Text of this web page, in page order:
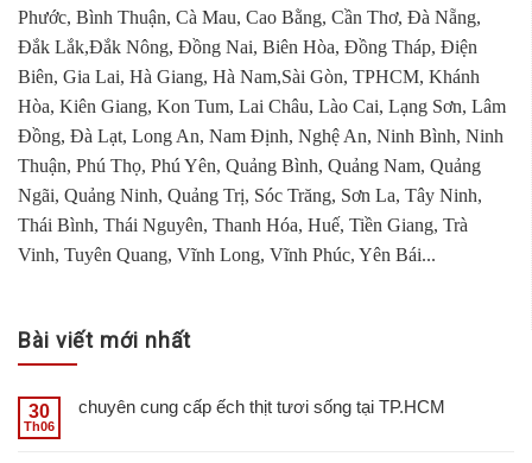
Phước, Bình Thuận, Cà Mau, Cao Bằng, Cần Thơ, Đà Nẵng,
Đắk Lắk,Đắk Nông, Đồng Nai, Biên Hòa, Đồng Tháp, Điện
Biên, Gia Lai, Hà Giang, Hà Nam,Sài Gòn, TPHCM, Khánh
Hòa, Kiên Giang, Kon Tum, Lai Châu, Lào Cai, Lạng Sơn, Lâm
Đồng, Đà Lạt, Long An, Nam Định, Nghệ An, Ninh Bình, Ninh
Thuận, Phú Thọ, Phú Yên, Quảng Bình, Quảng Nam, Quảng
Ngãi, Quảng Ninh, Quảng Trị, Sóc Trăng, Sơn La, Tây Ninh,
Thái Bình, Thái Nguyên, Thanh Hóa, Huế, Tiền Giang, Trà
Vinh, Tuyên Quang, Vĩnh Long, Vĩnh Phúc, Yên Bái...
Bài viết mới nhất
30
Th06
chuyên cung cấp ếch thịt tươi sống tại TP.HCM